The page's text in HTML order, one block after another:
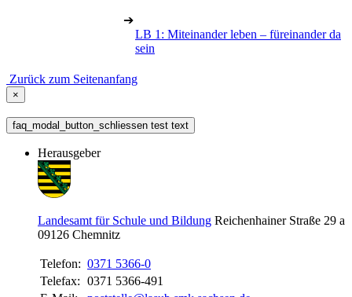
➔
LB 1: Miteinander leben – füreinander da
sein
Zurück zum Seitenanfang
×
faq_modal_button_schliessen test text
Herausgeber
Landesamt für Schule und Bildung Reichenhainer Straße 29 a
09126 Chemnitz
Telefon: 0371 5366-0
Telefax: 0371 5366-491